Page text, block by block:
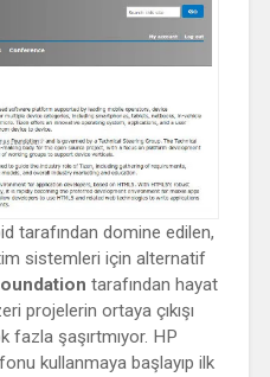
tarafından domine edilen,
sistemleri için alternatif
tarafından hayat
projelerin ortaya çıkışı
fazla şaşırtmıyor. HP
kullanmaya başlayıp ilk